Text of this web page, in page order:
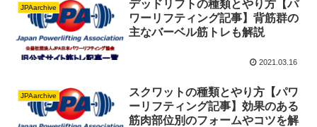
JPAarchive
デッドリフトの種類とやり方【パ
ワーリフティング記事】背筋群の
主なバーベル筋トレも解説
2021.03.16
JPAarchive
スクワットの種類とやり方【パワ
ーリフティング記事】効果のある
筋肉部位別のフォームやコツを解